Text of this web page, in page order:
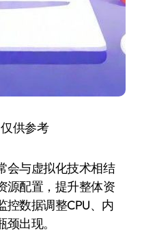
供参考
会与虚拟化技术相结
源配置，提升整体资
控数据调整CPU、内
出现。